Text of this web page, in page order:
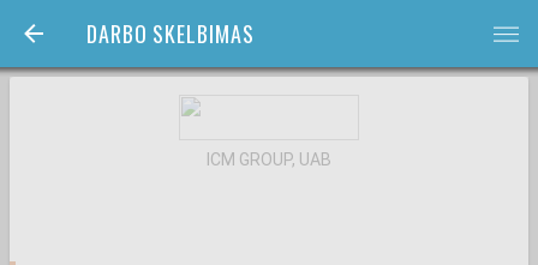
DARBO SKELBIMAS bars
ICM GROUP, UAB